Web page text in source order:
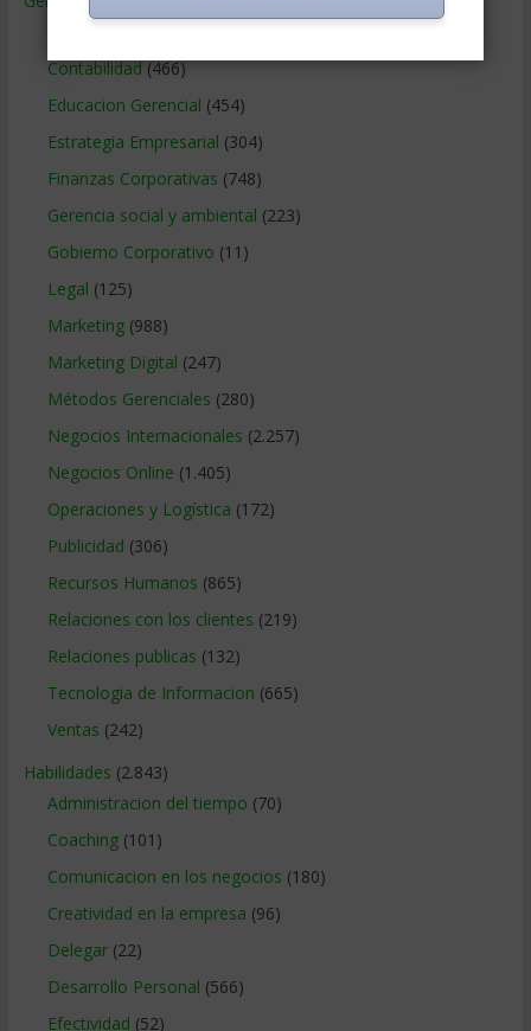
Contabilidad(466)
Educacion Gerencial (454)
Estrategia Empresarial (304)
Finanzas Corporativas (748)
Gerencia social y ambiental (223)
Gobierno Corporativo (11)
Legal (125)
Marketing(988)
Marketing Digital (247)
Métodos Gerenciales (280)
Negocios Internacionales (2.257)
Negocios Online (1.405)
Operaciones y Logística (172)
Publicidad (306)
Recursos Humanos (865)
Relaciones con los clientes (219)
Relaciones publicas (132)
Tecnologia de Informacion (665)
Ventas (242)
Habilidades (2.843)
Administracion del tiempo (70)
Coaching(101)
Comunicacion en los negocios (180)
Creatividad en la empresa (96)
Delegar(22)
Desarrollo Personal (566)
Efectividad (52)